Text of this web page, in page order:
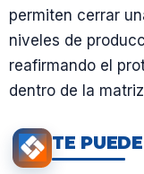
permiten cerrar
niveles de
reafirmando el
dentro de la
TE